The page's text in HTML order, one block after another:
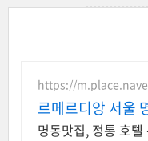
https://
르메르디앙 서울
파리
명동맛집, 정통 호